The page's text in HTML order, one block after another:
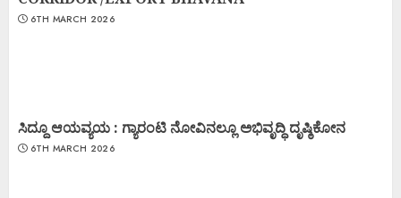
6TH MARCH 2026
ಸಿದ್ದೂ ಆಯವ್ಯಯ : ಗ್ಯಾರಂಟಿ ನೋವಿನಲ್ಲೂ ಅಭಿವೃದ್ಧಿ ದೃಷ್ಠಿಕೋನ
6TH MARCH 2026